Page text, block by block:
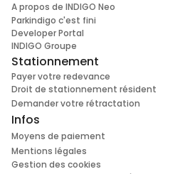
A propos de INDIGO Neo
Parkindigo c'est fini
Developer Portal
INDIGO Groupe
Stationnement
Payer votre redevance
Droit de stationnement résident
Demander votre rétractation
Infos
Moyens de paiement
Mentions légales
Gestion des cookies